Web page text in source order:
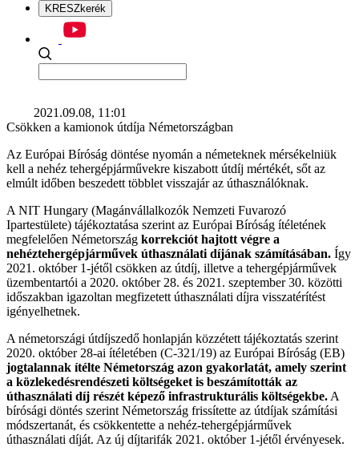
KRESZkerék
2021.09.08, 11:01
Csökken a kamionok útdíja Németországban
Az Európai Bíróság döntése nyomán a németeknek mérsékelniük
kell a nehéz tehergépjárművekre kiszabott útdíj mértékét, sőt az
elmúlt időben beszedett többlet visszajár az úthasználóknak.
A NIT Hungary (Magánvállalkozók Nemzeti Fuvarozó
Ipartestülete) tájékoztatása szerint az Európai Bíróság ítéletének
megfelelően Németország korrekciót hajtott végre a
nehéztehergépjárművek úthasználati díjának számításában. Így
2021. október 1-jétől csökken az útdíj, illetve a tehergépjárművek
üzembentartói a 2020. október 28. és 2021. szeptember 30. közötti
időszakban igazoltan megfizetett úthasználati díjra visszatérítést
igényelhetnek.
A németországi útdíjszedő honlapján közzétett tájékoztatás szerint
2020. október 28-ai ítéletében (C-321/19) az Európai Bíróság (EB)
jogtalannak ítélte Németország azon gyakorlatát, amely szerint
a közlekedésrendészeti költségeket is beszámították az
úthasználati díj részét képező infrastrukturális költségekbe. A
bírósági döntés szerint Németország frissítette az útdíjak számítási
módszertanát, és csökkentette a nehéz-tehergépjárművek
úthasználati díját. Az új díjtarifák 2021. október 1-jétől érvényesek.